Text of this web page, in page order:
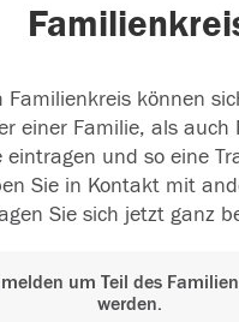
Familienkreis können
einer Familie, als auch
eintragen und so eine
Sie in Kontakt mit
Sie sich jetzt ganz
um Teil des
werden.